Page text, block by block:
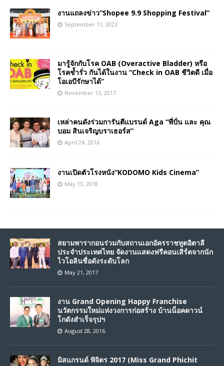
งานแถลงข่าว“Shopee 9.9 Shopping Festival”
September 11, 2023
มารู้จักกับโรค OAB (Overactive Bladder) หรือ
โรคช้ำรั่ว กันได้ในงาน “Check in OAB ชีวิตดี เมื่อ
โอเอบีรักษาได้”
November 13, 2017
เหล่าคนดังร่วมการันตีแบรนด์ Aga “พี่ปั่น และ คุณ
บอม สินเจริญบราเธอร์ส”
April 24, 2016
งานเปิดตัวโรงหนัง“KODOMO Kids Cinema”
May 13, 2018
สยามพารากอนร่วมกับสถานเอกอัครราชทูตอิตาลี
ประจำประเทศไทย จัดงานแสดงฟรีคอนเสิร์ตจากนัก
ไวโอลินชื่อดังระดับโลก
May 21, 2017
งาน Grand Opening Happy Franchise
นวัตกรรมใหม่แห่งวงการก่อสร้าง บ้านน็อคดาวน์
โกดังสำเร็จรุปฯ
August 28, 2016
มิสแกรนด์ พิจิตร 2017 (Miss Grand Phichit